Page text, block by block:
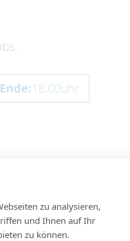
zu analysieren,
und Ihnen auf Ihr
zu können.
Ende:18:00uhr